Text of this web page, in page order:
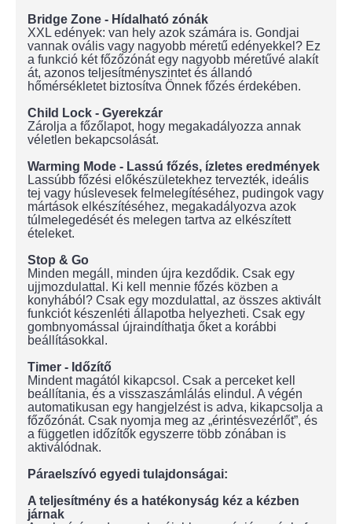
Bridge Zone - Hídalható zónák
XXL edények: van hely azok számára is. Gondjai
vannak ovális vagy nagyobb méretű edényekkel? Ez
a funkció két főzőzónát egy nagyobb méretűvé alakít
át, azonos teljesítményszintet és állandó
hőmérsékletet biztosítva Önnek főzés érdekében.
Child Lock - Gyerekzár
Zárolja a főzőlapot, hogy megakadályozza annak
véletlen bekapcsolását.
Warming Mode - Lassú főzés, ízletes eredmények
Lassúbb főzési előkészületekhez tervezték, ideális
tej vagy húslevesek felmelegítéséhez, pudingok vagy
mártások elkészítéséhez, megakadályozva azok
túlmelegedését és melegen tartva az elkészített
ételeket.
Stop & Go
Minden megáll, minden újra kezdődik. Csak egy
ujjmozdulattal. Ki kell mennie főzés közben a
konyhából? Csak egy mozdulattal, az összes aktivált
funkciót készenléti állapotba helyezheti. Csak egy
gombnyomással újraindíthatja őket a korábbi
beállításokkal.
Timer - Időzítő
Mindent magától kikapcsol. Csak a perceket kell
beállítania, és a visszaszámlálás elindul. A végén
automatikusan egy hangjelzést is adva, kikapcsolja a
főzőzónát. Csak nyomja meg az „érintésvezérlőt”, és
a független időzítők egyszerre több zónában is
aktiválódnak.
Páraelszívó egyedi tulajdonságai:
A teljesítmény és a hatékonyság kéz a kézben
járnak